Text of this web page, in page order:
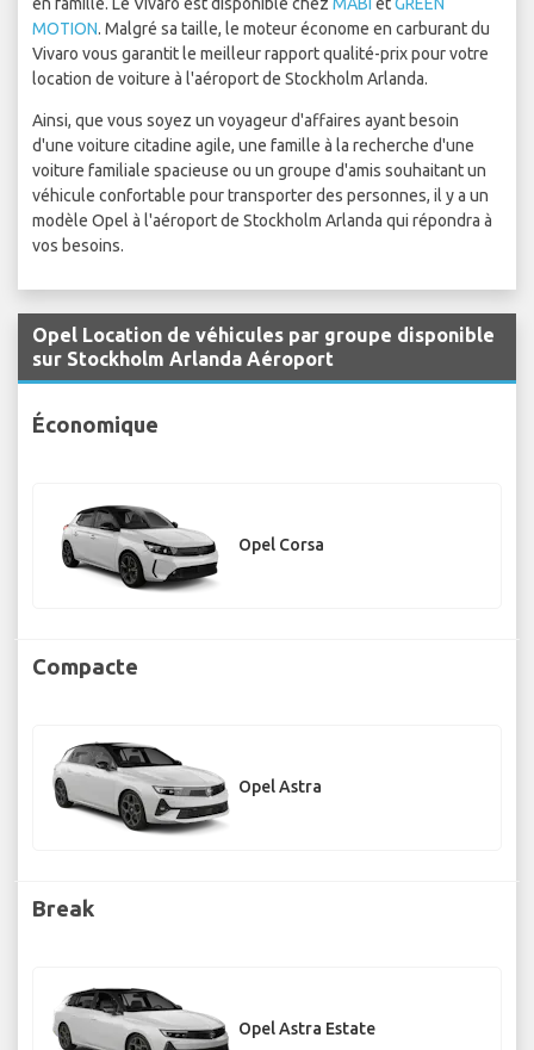
MOTION. Malgré sa taille, le moteur économe en carburant du
Vivaro vous garantit le meilleur rapport qualité-prix pour votre
location de voiture à l'aéroport de Stockholm Arlanda.
Ainsi, que vous soyez un voyageur d'affaires ayant besoin
d'une voiture citadine agile, une famille à la recherche d'une
voiture familiale spacieuse ou un groupe d'amis souhaitant un
véhicule confortable pour transporter des personnes, il y a un
modèle Opel à l'aéroport de Stockholm Arlanda qui répondra à
vos besoins.
Opel Location de véhicules par groupe disponible
sur Stockholm Arlanda Aéroport
Économique
Opel Corsa
Compacte
Opel Astra
Break
Opel Astra Estate